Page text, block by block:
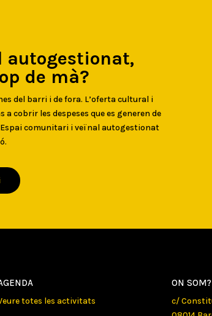
autogestionat,
de mà?
del barri i de fora. L’oferta cultural i
a cobrir les despeses que es generen de
comunitari i veïnal autogestionat
totes les activitats
ON SOM?
c/